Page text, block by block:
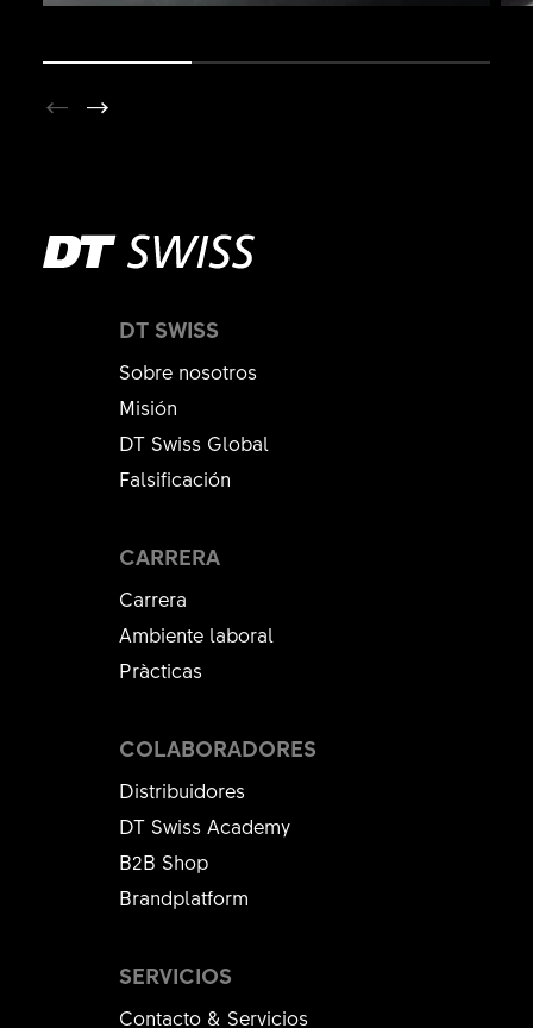
DT SWISS
Sobre nosotros
Misión
DT Swiss Global
Falsificación
CARRERA
Carrera
Ambiente laboral
Pràcticas
SERVICIOS
Contacto & Servicios
COLABORADORES
Distribuidores
DT Swiss Academy
B2B Shop
Brandplatform